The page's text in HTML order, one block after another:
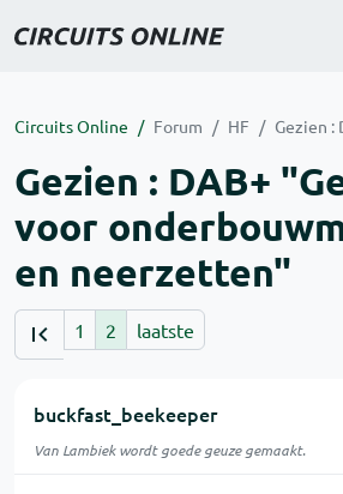
Circuits Online Forum HF Gezien : DAB+
Gezien : DAB+
voor
en neerzetten"
1 2 laatste
buckfast_beekeeper
Van Lambiek wordt goede geuze gemaakt.